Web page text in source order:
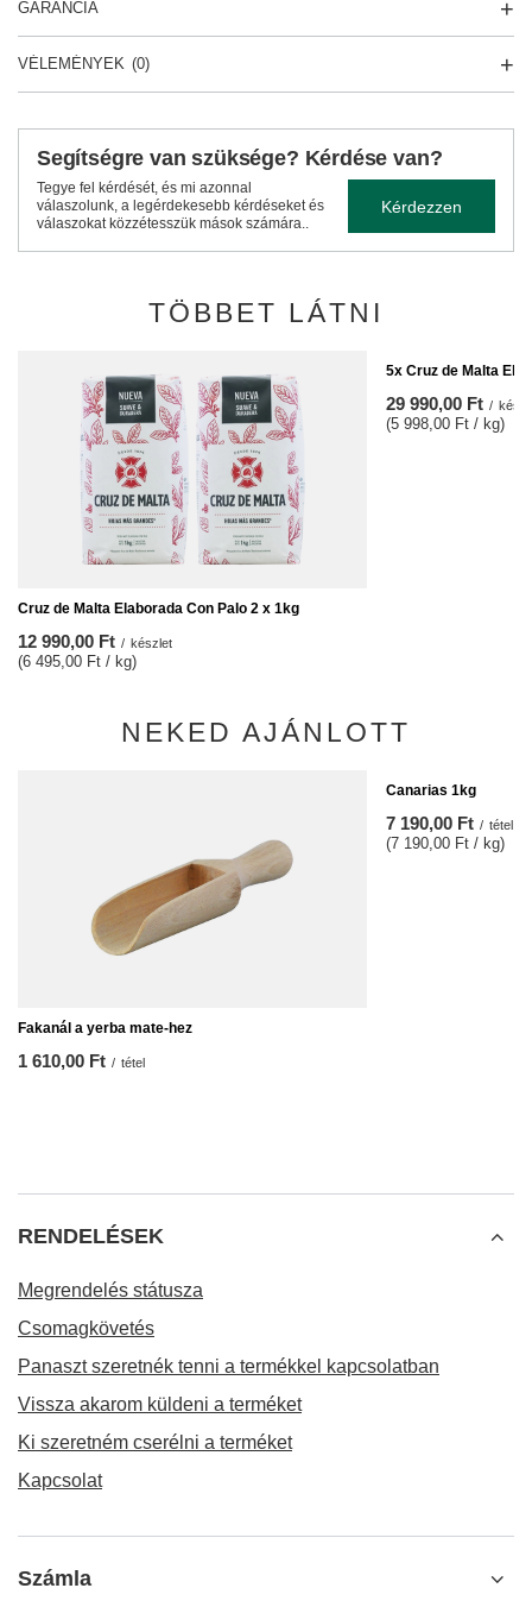
GARANCIA
VÉLEMÉNYEK (0)
Segítségre van szüksége? Kérdése van?
Tegye fel kérdését, és mi azonnal
válaszolunk, a legérdekesebb kérdéseket és
válaszokat közzétesszük mások számára..
Kérdezzen
TÖBBET LÁTNI
Cruz de Malta Elaborada Con Palo 2 x 1kg
12 990,00 Ft / készlet
(6 495,00 Ft / kg)
5x Cruz de Malta
29 990,00 Ft /
(5 998,00 Ft / kg)
NEKED AJÁNLOTT
Fakanál a yerba mate-hez
1 610,00 Ft / tétel
Canarias 1kg
7 190,00 Ft / tétel
(7 190,00 Ft / kg)
RENDELÉSEK
Megrendelés státusza
Csomagkövetés
Panaszt szeretnék tenni a termékkel kapcsolatban
Vissza akarom küldeni a terméket
Ki szeretném cserélni a terméket
Kapcsolat
Számla